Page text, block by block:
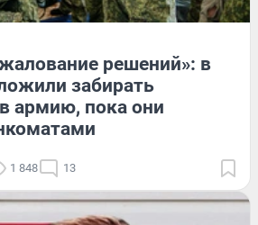
решений»: в
забирать
армию, пока они
1 848 13